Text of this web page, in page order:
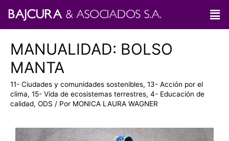
MANUALIDAD: BOLSO
MANTA
11- Ciudades y comunidades sostenibles, 13- Acción por el
clima, 15- Vida de ecosistemas terrestres, 4- Educación de
calidad, ODS / Por MONICA LAURA WAGNER